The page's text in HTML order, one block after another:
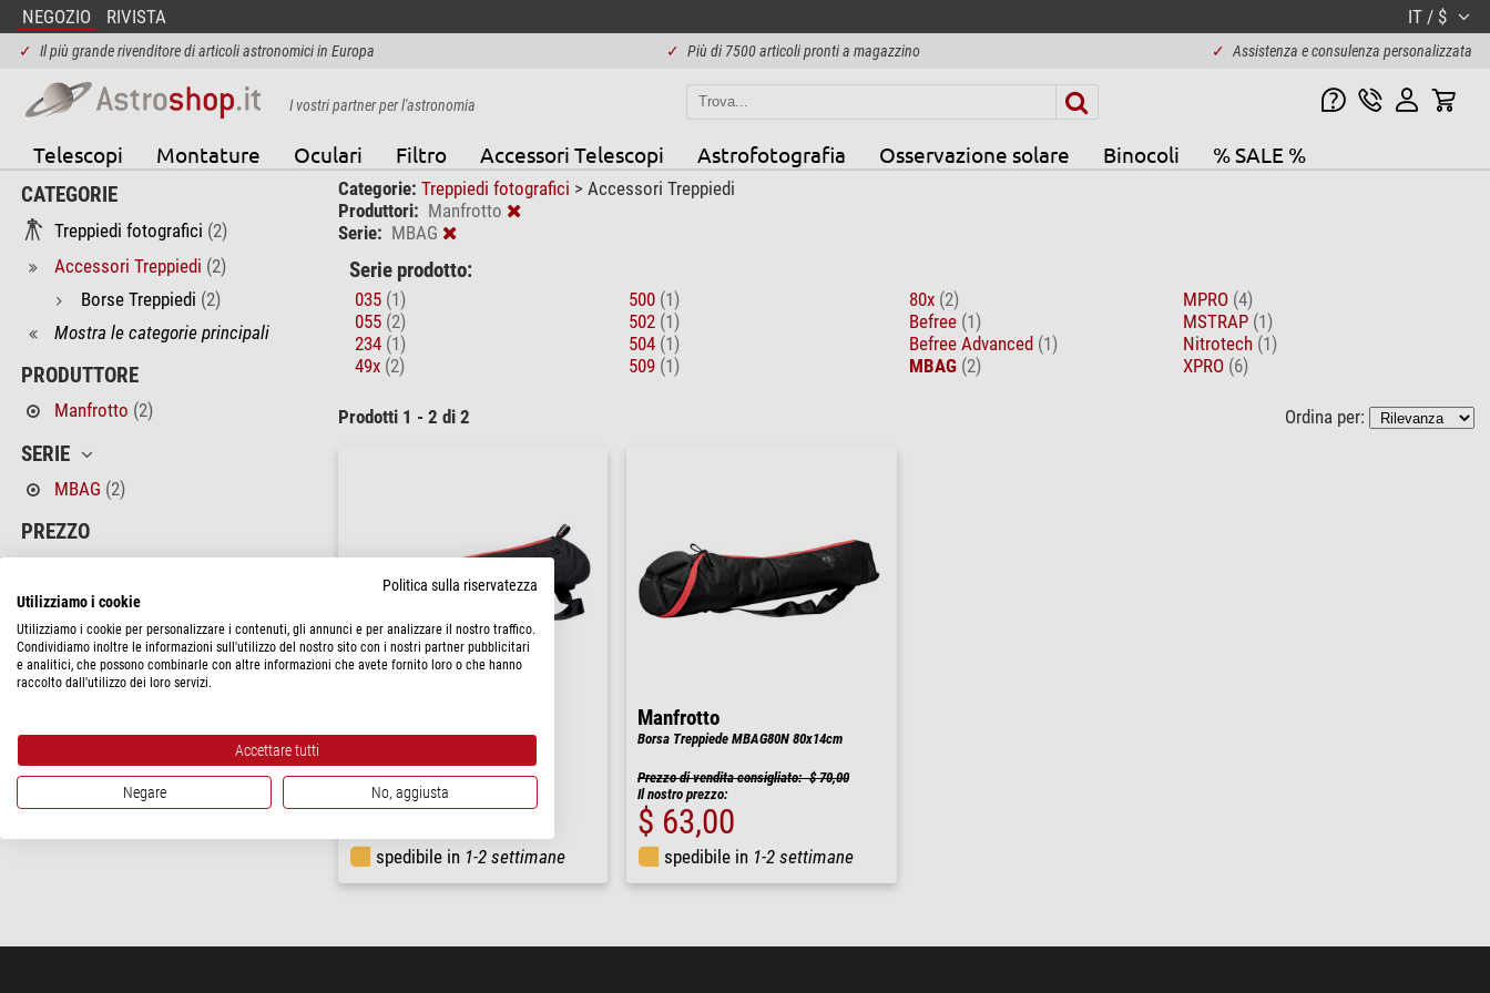
NEGOZIO RIVISTA IT / $
✓ Il più grande rivenditore di articoli astronomici in Europa ✓ Più di 7500 articoli pronti a magazzino ✓ Assistenza e consulenza personalizzata
I vostri partner per l'astronomia
Telescopi Montature Oculari Filtro Accessori Telescopi Astrofotografia Osservazione solare Binocoli % SALE %
CATEGORIE
Treppiedi fotografici (2)
Accessori Treppiedi (2)
Borse Treppiedi (2)
Mostra le categorie principali
PRODUTTORE
Manfrotto (2)
SERIE
MBAG (2)
PREZZO
STATO DI CONSEGNA
a breve termine(2)
Categorie: Treppiedi fotografici > Accessori Treppiedi
Produttori: Manfrotto
Serie: MBAG
Serie prodotto:
035 (1)
055 (2)
234 (1)
49x (2)
500 (1)
502 (1)
504 (1)
509 (1)
80x (2)
Befree (1)
Befree Advanced (1)
MBAG (2)
MPRO (4)
MSTRAP (1)
Nitrotech (1)
XPRO (6)
Prodotti 1 - 2 di 2 Ordina per:
Borsa Treppiede MBAG70N 70x16cm
$ 66,00
spedibile in 1-2 settimane
Manfrotto
Borsa Treppiede MBAG80N 80x14cm
Prezzo di vendita consigliato: $ 70,00
Il nostro prezzo:
$ 63,00
spedibile in 1-2 settimane
Politica sulla riservatezza
Utilizziamo i cookie
Utilizziamo i cookie per personalizzare i contenuti, gli annunci e per analizzare il nostro traffico.
Condividiamo inoltre le informazioni sull'utilizzo del nostro sito con i nostri partner pubblicitari
e analitici, che possono combinarle con altre informazioni che avete fornito loro o che hanno
raccolto dall'utilizzo dei loro servizi.
Accettare tutti
Negare No, aggiusta